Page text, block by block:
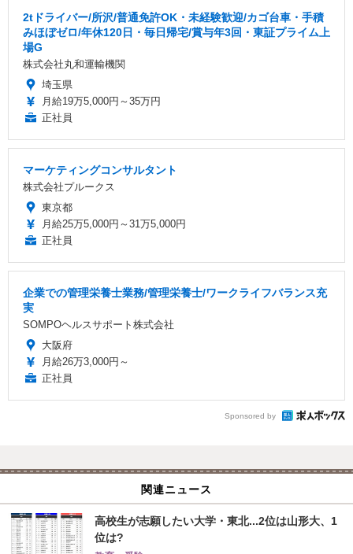
2tドライバー/所沢/普通免許OK・未経験歓迎/カゴ台車・手積
みほぼゼロ/年休120日・毎日帰宅/賞与年3回・東証プライム上
場G
株式会社丸和運輸機関
埼玉県
月給19万5,000円～35万円
正社員
マーケティングコンサルタント
株式会社プルークス
東京都
月給25万5,000円～31万5,000円
正社員
企業での管理栄養士業務/管理栄養士/ワークライフバランス充
実
SOMPOヘルスサポート株式会社
大阪府
月給26万3,000円～
正社員
Sponsored by
関連ニュース
高校生が志願したい大学・東北...2位は山形大、1
位は?